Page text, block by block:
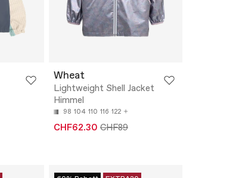
Wheat
Lightweight Shell Jacket
Himmel
98 104 110 116 122
CHF62.30 CHF89